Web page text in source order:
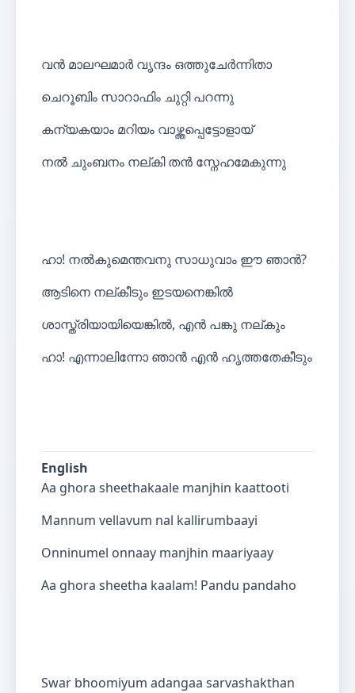
വൻ മാലഘമാർ വൃന്ദം ഒത്തുചേർന്നിതാ
ചെറൂബിം സാറാഫിം ചുറ്റി പറന്നു
കന്യകയാം മറിയം വാഴ്ത്തപ്പെട്ടോളായ്
നൽ ചുംബനം നല്കി തൻ സ്നേഹമേകുന്നു
ഹാ! നൽകുമെന്തവനു സാധുവാം ഈ ഞാൻ?
ആടിനെ നല്കീടും ഇടയനെങ്കിൽ
ശാസ്ത്രിയായിയെങ്കിൽ, എൻ പങ്കു നല്കും
ഹാ! എന്നാലിന്നോ ഞാൻ എൻ ഹൃത്തതേകീടും
English
Aa ghora sheethakaale manjhin kaattooti
Mannum vellavum nal kallirumbaayi
Onninumel onnaay manjhin maariyaay
Aa ghora sheetha kaalam! Pandu pandaho
Swar bhoomiyum adangaa sarvashakthan